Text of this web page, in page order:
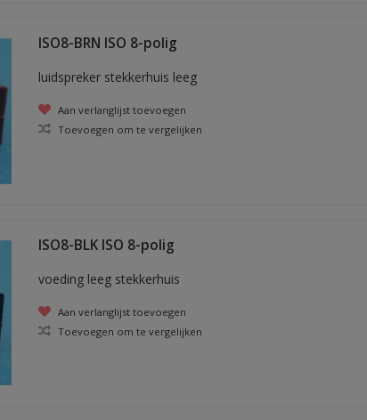
ISO8-BRN ISO 8-polig
luidspreker stekkerhuis leeg
Aan verlanglijst toevoegen
Toevoegen om te vergelijken
ISO8-BLK ISO 8-polig
voeding leeg stekkerhuis
Aan verlanglijst toevoegen
Toevoegen om te vergelijken